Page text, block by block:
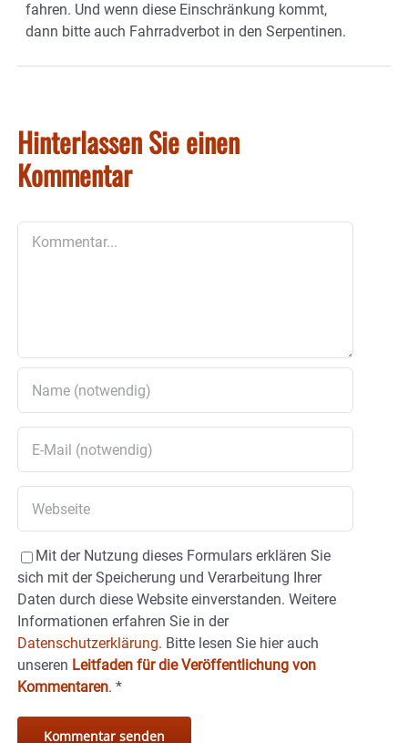
fahren. Und wenn diese Einschränkung kommt,
dann bitte auch Fahrradverbot in den Serpentinen.
Hinterlassen Sie einen
Kommentar
Mit der Nutzung dieses Formulars erklären Sie
sich mit der Speicherung und Verarbeitung Ihrer
Daten durch diese Website einverstanden. Weitere
Informationen erfahren Sie in der
Datenschutzerklärung. Bitte lesen Sie hier auch
unseren Leitfaden für die Veröffentlichung von
Kommentaren. *